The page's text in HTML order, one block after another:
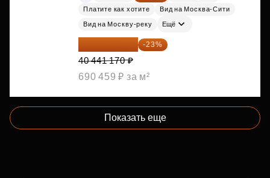
Платите как хотите
Вид на Москва-Сити
Вид на Москву-реку Ещё
31 139 701 ₽ -23%
40 441 170 ₽
690 459 ₽ за м²
Показать еще